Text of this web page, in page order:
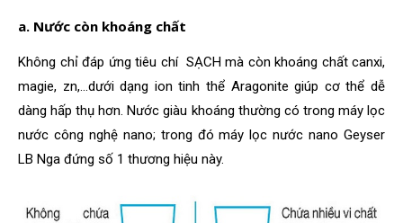
a. Nước còn khoáng chất
Không chỉ đáp ứng tiêu chí SẠCH mà còn khoáng chất canxi,
magie, zn,…dưới dạng ion tinh thể Aragonite giúp cơ thể dễ
dàng hấp thụ hơn. Nước giàu khoáng thường có trong máy lọc
nước công nghệ nano; trong đó máy lọc nước nano Geyser
LB Nga đứng số 1 thương hiệu này.